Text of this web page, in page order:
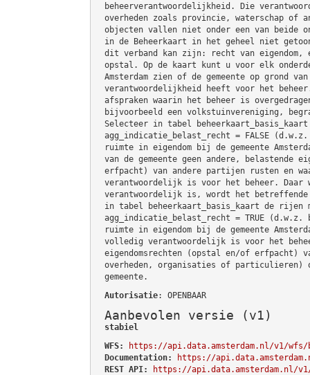
beheerverantwoordelijkheid. Die
overheden zoals provincie, waterschap of
objecten vallen niet onder een van beide
in de Beheerkaart in het geheel niet
dit verband kan zijn: recht van
opstal. Op de kaart kunt u voor elk
Amsterdam zien of de gemeente op grond
verantwoordelijkheid heeft voor het
afspraken waarin het beheer is
bijvoorbeeld een volkstuinvereniging,
Selecteer in tabel
agg_indicatie_belast_recht = FALSE
ruimte in eigendom bij de gemeente
van de gemeente geen andere, belastende
erfpacht) van andere partijen rusten en
verantwoordelijk is voor het beheer. Daar
verantwoordelijk is, wordt het
in tabel beheerkaart_basis_kaart de rijen
agg_indicatie_belast_recht = TRUE
ruimte in eigendom bij de gemeente
volledig verantwoordelijk is voor het
eigendomsrechten (opstal en/of erfpacht)
overheden, organisaties of particulieren)
gemeente.
Autorisatie: OPENBAAR
Aanbevolen versie (v1)
stabiel
WFS:
https://api.data.amsterdam.nl/v1/wfs/
Documentation:
https://
REST API:
https://api.data.amsterdam.nl/